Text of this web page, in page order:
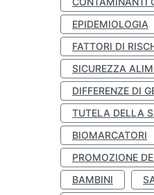
EPIDEMIOLOGIA
FATTORI DI
SICUREZZA
DIFFERENZE DI
TUTELA DELLA
BIOMARCATORI
PROMOZIONE
BAMBINI